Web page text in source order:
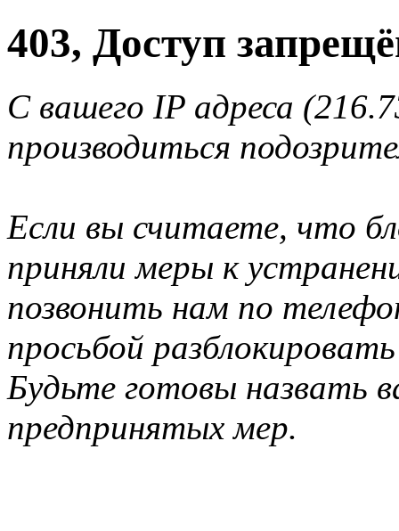
403, Доступ
С вашего IP адреса
производиться
Если вы считаете, что
приняли меры к
позвонить нам по
просьбой
Будьте готовы назвать
предпринятых мер.